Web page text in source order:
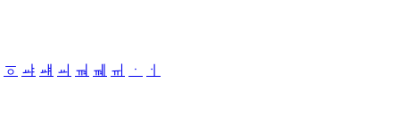
ㆆ ㆇ ㆈ ㆉ ㆊ ㆋ ㆌ ㆍ
ㆎ